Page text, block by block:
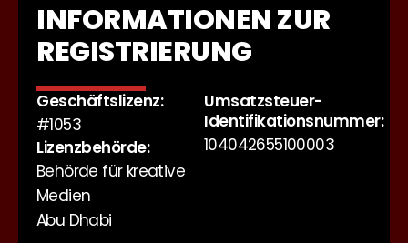
INFORMATIONEN ZUR
REGISTRIERUNG
Geschäftslizenz:
#1053
Lizenzbehörde:
Behörde für kreative
Medien
Abu Dhabi
Umsatzsteuer-
Identifikationsnummer:
104042655100003